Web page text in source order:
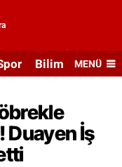
Bilim veMENÜ
Duayen İş